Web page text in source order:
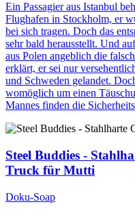
Ein Passagier aus Istanbul
Flughafen in Stockholm, er
bei sich tragen. Doch das
sehr bald herausstellt. Und
aus Polen angeblich die
erklärt, er sei nur
und Schweden gelandet.
womöglich um einen
Mannes finden die
Steel Buddies -
Truck für Mutti
Doku-Soap